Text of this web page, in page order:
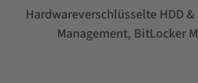
Hardwareverschlüsselte HDD &
Management, BitLocker